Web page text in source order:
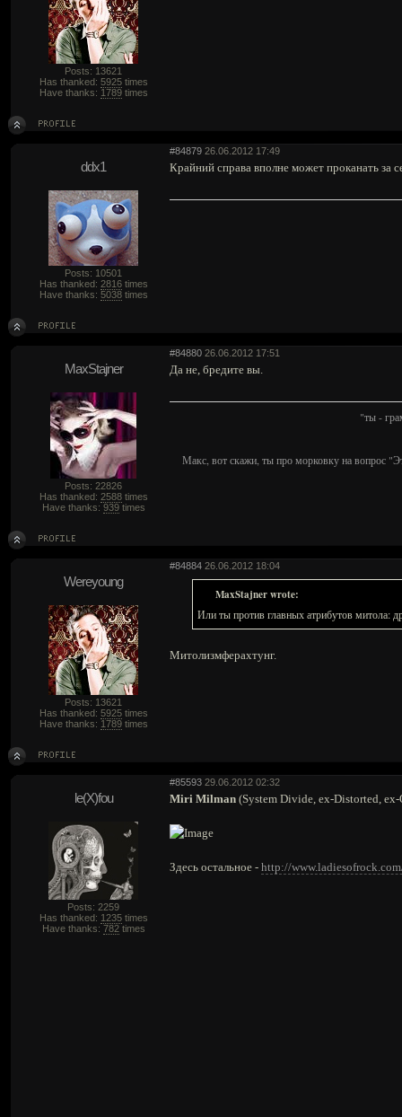
Posts: 13621
Has thanked: 5925times
Have thanks: 1789times
#84879 26.06.2012 17:49
ddx1
Posts: 10501
Has thanked: 2816times
Have thanks: 5038times
Крайний справа вполне может проканать за
#84880 26.06.2012 17:51
MaxStajner
Posts: 22826
Has thanked: 2588times
Have thanks: 939times
Да не, бредите вы.
"ты -
Макс, вот скажи, ты про морковку на вопрос
#84884 26.06.2012 18:04
Wereyoung
Posts: 13621
Has thanked: 5925times
Have thanks: 1789times
MaxStajner wrote:
Или ты против главных атрибутов митола:
Митолизмферахтунг.
#85593 29.06.2012 02:32
le(X)fou
Posts: 2259
Has thanked: 1235times
Have thanks: 782times
Miri Milman (System Divide, ex-Distorted,
Здесь остальное - http://